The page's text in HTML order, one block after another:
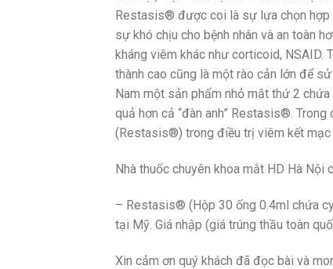
Restasis® được coi là sự lựa chọn
sự khó chịu cho bệnh nhân và an toàn
kháng viêm khác như corticoid, NSAID.
thành cao cũng là một rào cản lớn để
Nam một sản phẩm nhỏ mắt thứ 2
quả hơn cả “đàn anh” Restasis®.
(Restasis®) trong điều trị viêm kết mạc
Nhà thuốc chuyên khoa mắt HD Hà Nội
– Restasis® (Hộp 30 ống 0.4ml chứa
tại Mỹ. Giá nhập (giá trúng thầu toàn
Xin cảm ơn quý khách đã đọc bài và